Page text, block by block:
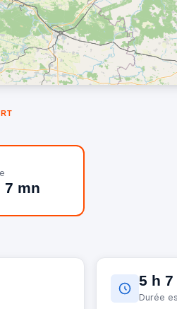
7 mn
5 h 7
Durée